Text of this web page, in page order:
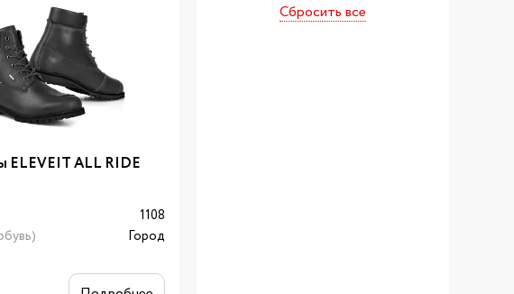
ELEVEIT ALL RIDE
1108
Город
Сбросить все